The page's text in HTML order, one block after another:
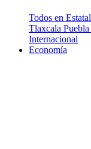
Todos en Estatal
Tlaxcala Puebla
Internacional
Economía